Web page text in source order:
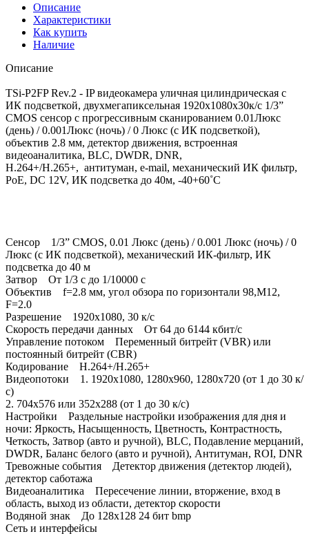
Описание
Характеристики
Как купить
Наличие
Описание
TSi-P2FP Rev.2 - IP видеокамера уличная цилиндрическая с
ИК подсветкой, двухмегапиксельная 1920х1080х30к/с 1/3”
CMOS сенсор c прогрессивным сканированием 0.01Люкс
(день) / 0.001Люкс (ночь) / 0 Люкс (с ИК подсветкой),
объектив 2.8 мм, детектор движения, встроенная
видеоаналитика, BLC, DWDR, DNR,
Н.264+/H.265+, антитуман, e-mail, механический ИК фильтр,
PoE, DC 12V, ИК подсветка до 40м, -40+60˚C
Сенсор 1/3” CMOS, 0.01 Люкс (день) / 0.001 Люкс (ночь) / 0
Люкс (с ИК подсветкой), механический ИК-фильтр, ИК
подсветка до 40 м
Затвор От 1/3 с до 1/10000 с
Объектив f=2.8 мм, угол обзора по горизонтали 98,M12,
F=2.0
Разрешение 1920x1080, 30 к/с
Скорость передачи данных От 64 до 6144 кбит/с
Управление потоком Переменный битрейт (VBR) или
постоянный битрейт (CBR)
Кодирование H.264+/H.265+
Видеопотоки 1. 1920x1080, 1280x960, 1280x720 (от 1 до 30 к/
с)
2. 704x576 или 352x288 (от 1 до 30 к/с)
Настройки Раздельные настройки изображения для дня и
ночи: Яркость, Насыщенность, Цветность, Контрастность,
Четкость, Затвор (авто и ручной), BLC, Подавление мерцаний,
DWDR, Баланс белого (авто и ручной), Антитуман, ROI, DNR
Тревожные события Детектор движения (детектор людей),
детектор саботажа
Видеоаналитика Пересечение линии, вторжение, вход в
область, выход из области, детектор скорости
Водяной знак До 128х128 24 бит bmp
Сеть и интерфейсы